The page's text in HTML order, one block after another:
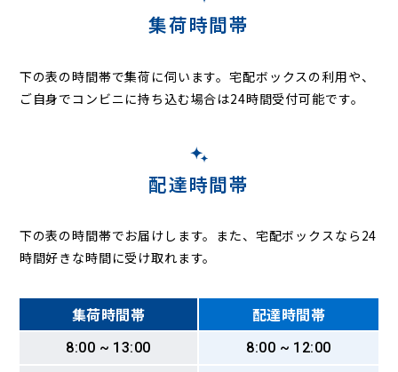
集荷時間帯
下の表の時間帯で集荷に伺います。宅配ボックスの利用や、
ご自身でコンビニに持ち込む場合は24時間受付可能です。
配達時間帯
下の表の時間帯でお届けします。また、宅配ボックスなら24
時間好きな時間に受け取れます。
集荷時間帯 配達時間帯
8:00 ~ 13:00
8:00 ~ 12:00